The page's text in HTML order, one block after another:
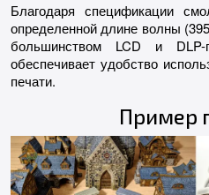
Благодаря спецификации
определенной длине волны
большинством LCD и
обеспечивает удобство
печати.
Пример